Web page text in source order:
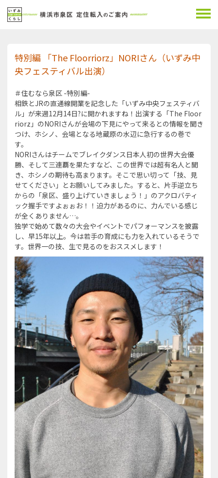
特別編 「The Floorriorz」NORIさん（いずみ中
央フェスティバル出演）
＃住むなら泉区 -特別編-
相鉄とJRの直通線開業を記念した「いずみ中央フェスティバ
ル」が来週12月14日?に開かれますね！出演する「The Floor
riorz」のNORIさんが会場の下見にやって来るとの情報を聞き
つけ、ホシノ、会場となる地蔵原の水辺に急行するの巻で
す。
NORIさんはチームでブレイクダンス日本人初の世界大会優
勝、そして三連覇を果たすなど、この世界では超有名人と聞
き、ホシノの期待も高まります。そこで思い切って「技、見
せてください」とお願いしてみました。すると、片手逆立ち
からの「泉区、盛り上げていきましょう！」のアクロバティ
ック握手ですよぉぉお！！迫力があるのに、力んでいる感じ
が全くありません…。
独学で始めて数々の大会やイベントでパフォーマンスを披露
し、早15年以上。今は若手の育成にも力を入れているそうで
す。世界一の技、生で見るのをおススメします！